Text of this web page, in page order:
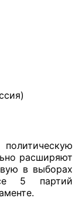
расширяют
в выборах
5 партий